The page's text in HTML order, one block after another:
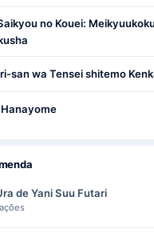
no Kouei:
san wa Tensei shitemo
de Yani Suu Futari